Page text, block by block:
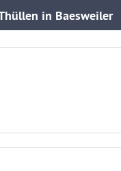
in Baesweiler